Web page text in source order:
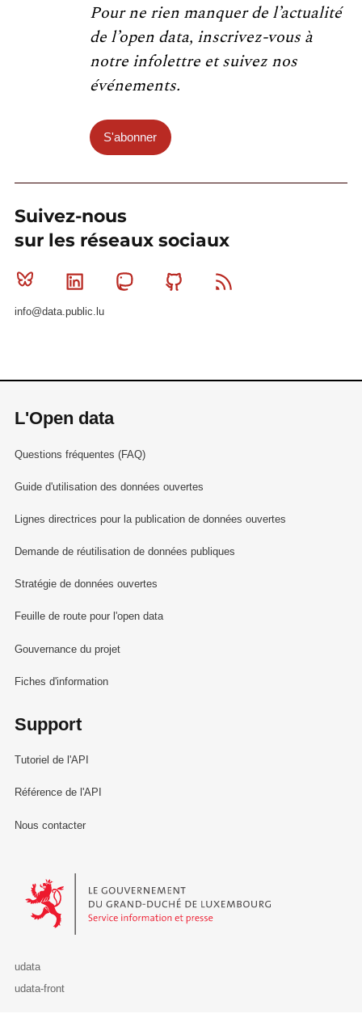
Pour ne rien manquer de l’actualité
de l’open data, inscrivez-vous à
notre infolettre et suivez nos
événements.
S'abonner
Suivez-nous
sur les réseaux sociaux
Bluesky Linkedin MastodonGithub
info@data.public.lu
L'Open data
Questions fréquentes (FAQ)
Guide d'utilisation des données ouvertes
Lignes directrices pour la publication de données ouvertes
Demande de réutilisation de données publiques
Stratégie de données ouvertes
Feuille de route pour l'open data
Gouvernance du projet
Fiches d'information
Support
Tutoriel de l'API
Référence de l'API
Nous contacter
Le Gouvernement du Grand-Duché de Luxembourg - Service
udata
udata-front